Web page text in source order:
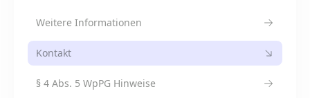
Weitere Informationen
Kontakt
§ 4 Abs. 5 WpPG Hinweise